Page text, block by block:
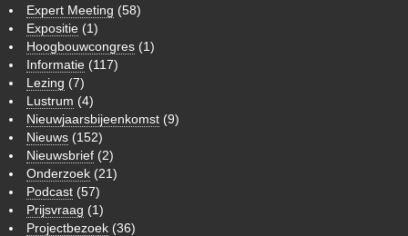
Expert Meeting (58)
Expositie (1)
Hoogbouwcongres (1)
Informatie (117)
Lezing (7)
Lustrum (4)
Nieuwjaarsbijeenkomst (9)
Nieuws (152)
Nieuwsbrief (2)
Onderzoek (21)
Podcast (57)
Prijsvraag (1)
Projectbezoek (36)